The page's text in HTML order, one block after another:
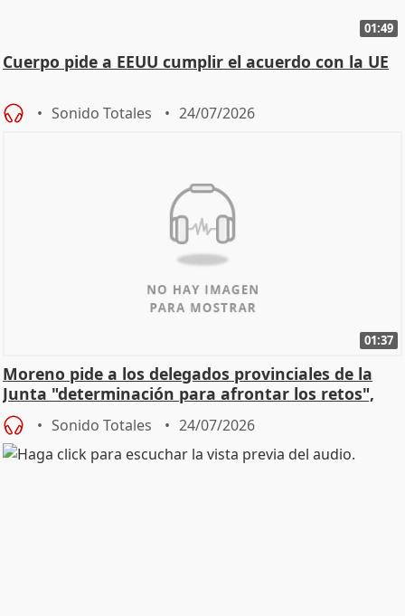
01:49
Cuerpo pide a EEUU cumplir el acuerdo con la UE
Sonido Totales 24/07/2026
01:37
Moreno pide a los delegados provinciales de la
Junta "determinación para afrontar los retos",
diálog
Sonido Totales 24/07/2026